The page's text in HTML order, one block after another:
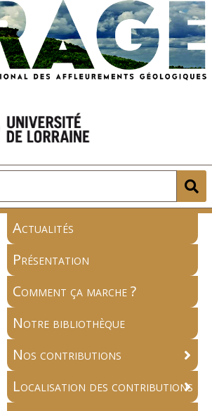
Actualités
Présentation
Comment ça marche ?
Notre bibliothèque
Nos contributions
Localisation des contributions